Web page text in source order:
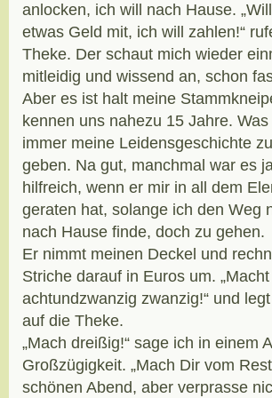
anlocken, ich will nach Hause.
etwas Geld mit, ich will zahlen!“
Theke. Der schaut mich wieder
mitleidig und wissend an, schon
Aber es ist halt meine
kennen uns nahezu 15 Jahre.
immer meine Leidensgeschichte
geben. Na gut, manchmal war es
hilfreich, wenn er mir in all dem
geraten hat, solange ich den Weg
nach Hause finde, doch zu gehen.
Er nimmt meinen Deckel und
Striche darauf in Euros um. „Macht
achtundzwanzig zwanzig!“ und
auf die Theke.
„Mach dreißig!“ sage ich in einem
Großzügigkeit. „Mach Dir vom
schönen Abend, aber verprasse